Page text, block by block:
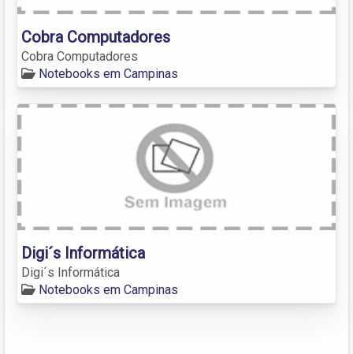
Cobra Computadores
Cobra Computadores
Notebooks em Campinas
Digi´s Informática
Digi´s Informática
Notebooks em Campinas